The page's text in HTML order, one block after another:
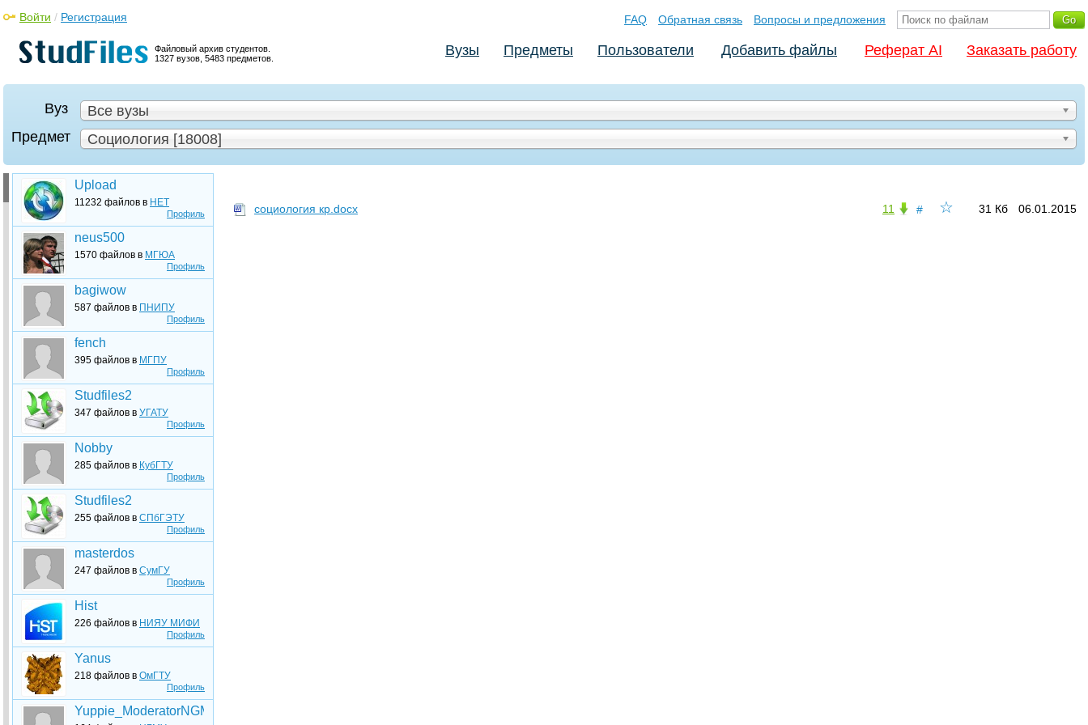
Файловый архив студентов.
1327 вузов, 5483 предметов.
Войти / Регистрация FAQ Обратная связь Вопросы и предложения
Вузы Предметы Пользователи Добавить файлы Реферат AI Заказать работу
Вуз
Все вузы
Предмет
Социология [18008]
Профиль
Upload
11232 файлов в НЕТ
Профиль
neus500
1570 файлов в МГЮА
Профиль
bagiwow
587 файлов в ПНИПУ
Профиль
fench
395 файлов в МГПУ
Профиль
Studfiles2
347 файлов в УГАТУ
Профиль
Nobby
285 файлов в КубГТУ
Профиль
Studfiles2
255 файлов в СПбГЭТУ
Профиль
masterdos
247 файлов в СумГУ
Профиль
Hist
226 файлов в НИЯУ МИФИ
Профиль
Yanus
218 файлов в ОмГТУ
Yuppie_ModeratorNGMU
☆
# 06.01.2015
31 Кб
11
социология кр.docx